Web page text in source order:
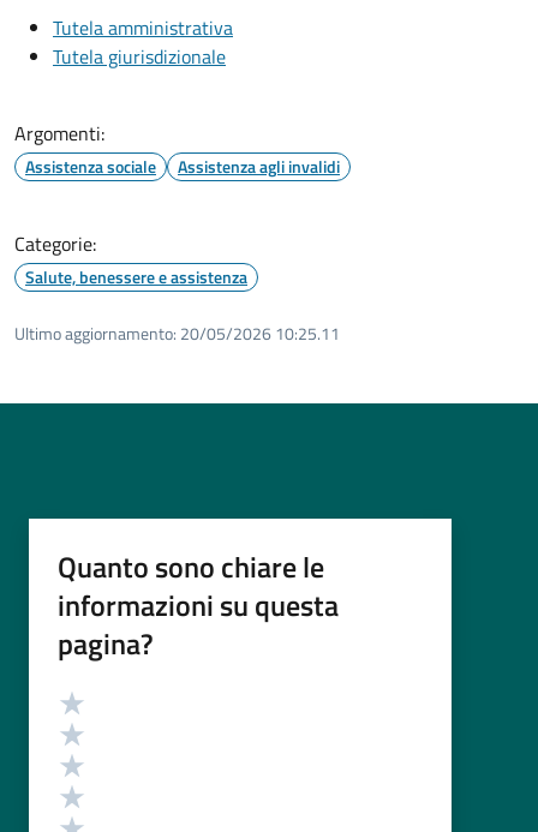
Tutela amministrativa
Tutela giurisdizionale
Argomenti:
Assistenza sociale Assistenza agli invalidi
Categorie:
Salute, benessere e assistenza
Ultimo aggiornamento: 20/05/2026 10:25.11
Quanto sono chiare le
informazioni su questa
pagina?
Valutazione